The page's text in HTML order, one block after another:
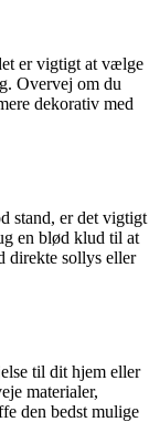
er vigtigt at vælge
Overvej om du
dekorativ med
stand, er det vigtigt
en blød klud til at
direkte sollys eller
til dit hjem eller
materialer,
den bedst mulige